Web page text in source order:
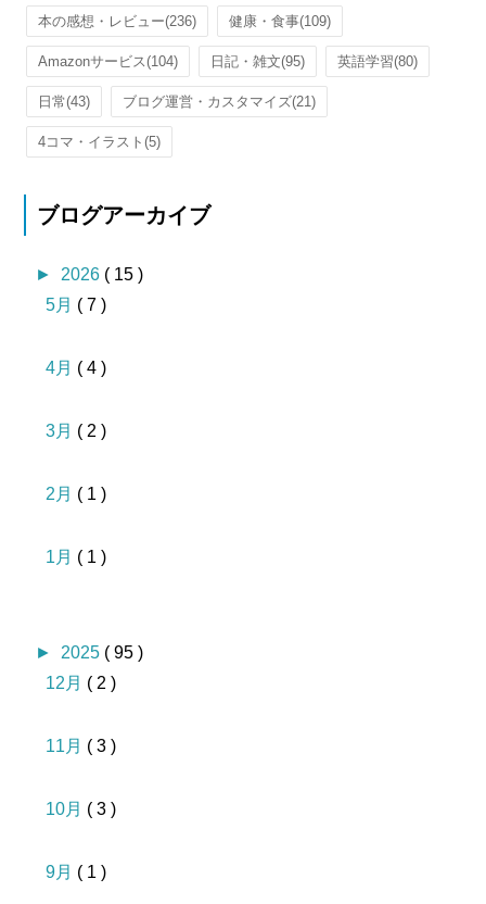
本の感想・レビュー(236) 健康・食事(109)
Amazonサービス(104) 日記・雑文(95) 英語学習(80)
日常(43) ブログ運営・カスタマイズ(21)
4コマ・イラスト(5)
ブログアーカイブ
► 2026 ( 15 )
5月 ( 7 )
4月 ( 4 )
3月 ( 2 )
2月 ( 1 )
1月 ( 1 )
► 2025 ( 95 )
12月 ( 2 )
11月 ( 3 )
10月 ( 3 )
9月 ( 1 )